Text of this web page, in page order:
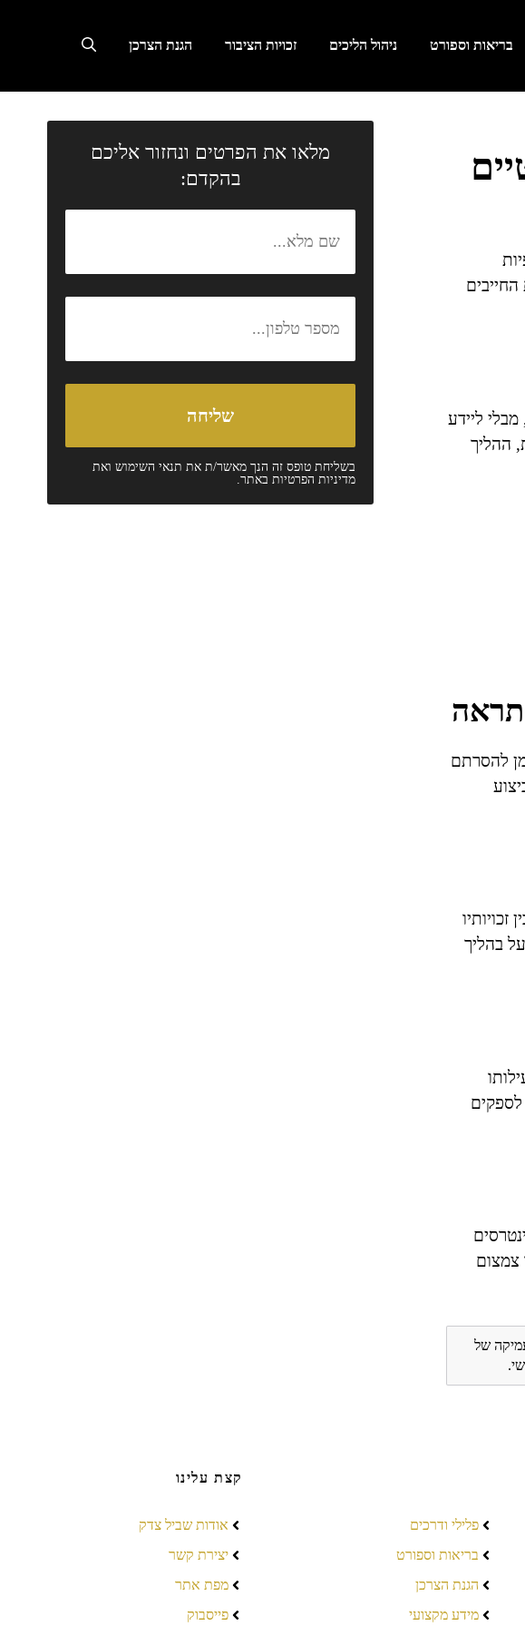
בריאות וספורט ניהול הליכים זכויות הציבור הגנת הצרכן
ליידע
ההליך
להסרתם
בהליך
צמצום
של
מלאו את הפרטים ונחזור אליכם
בהקדם:
בשליחת טופס זה הנך מאשר/ת את תנאי השימושואת
מדיניות הפרטיותבאתר.
פלילי ודרכים
בריאות וספורט
הגנת הצרכן
מידע מקצועי
קצת עלינו
אודות שביל צדק
יצירת קשר
מפת אתר
פייסבוק